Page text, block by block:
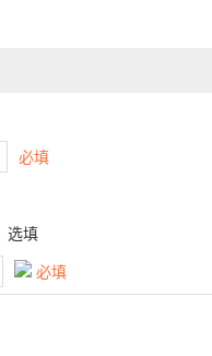
必填
选填
必填